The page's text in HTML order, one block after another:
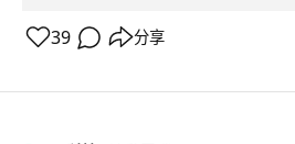
39 分享